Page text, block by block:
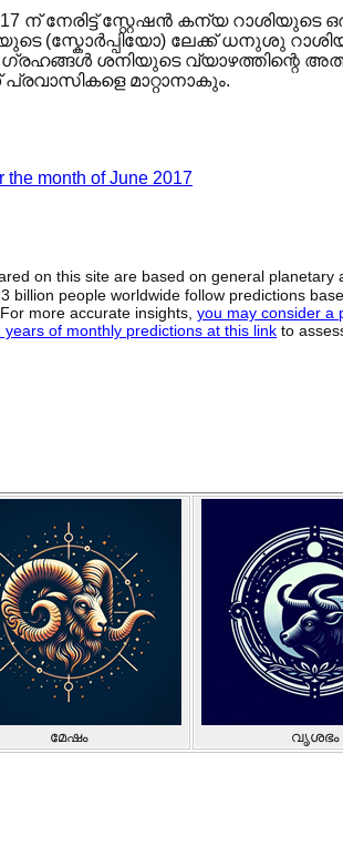
ന് നേരിട്ട് സ്റ്റേഷൻ കന്യ
(സ്കോർപ്പിയോ) ലേക്ക് ധനുശു
ശനിയുടെ വ്യാഴത്തിന്റെ
മാറ്റാനാകും.
the month of June 2017
on this site are based on general
billion people worldwide follow predictions
more accurate insights, you may consider a
of monthly predictions at this link to
മേഷം വൃശഭം